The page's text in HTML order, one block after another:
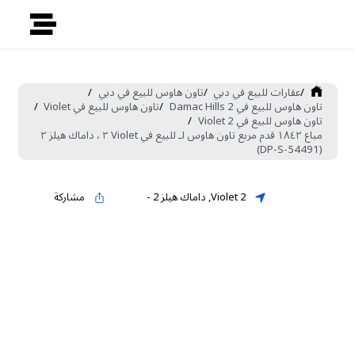
/عقارات للبيع في دبي /تاون هاوس للبيع في دبي /
تاون هاوس للبيع في Damac Hills 2 /تاون هاوس للبيع في Violet /
تاون هاوس للبيع في Violet 2 /
مباع ١٨٤٢ قدم مربع تاون هاوس لـ للبيع في Violet ٢ ، داماك هيلز ٢
(DP-S-54491)
Violet 2
,داماك هيلز 2 - مشاركة